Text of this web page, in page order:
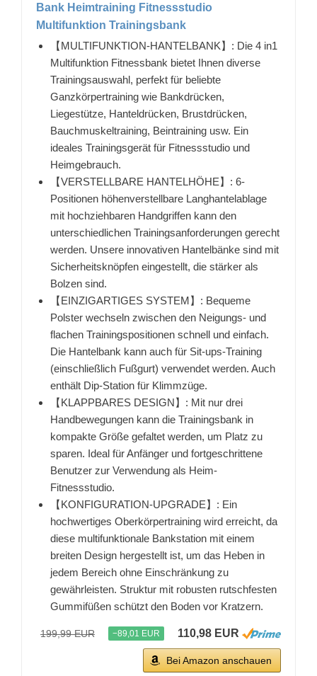
Bank Heimtraining Fitnessstudio
Multifunktion Trainingsbank
【MULTIFUNKTION-HANTELBANK】: Die 4 in1
Multifunktion Fitnessbank bietet Ihnen diverse
Trainingsauswahl, perfekt für beliebte
Ganzkörpertraining wie Bankdrücken,
Liegestütze, Hanteldrücken, Brustdrücken,
Bauchmuskeltraining, Beintraining usw. Ein
ideales Trainingsgerät für Fitnessstudio und
Heimgebrauch.
【VERSTELLBARE HANTELHÖHE】: 6-
Positionen höhenverstellbare Langhantelablage
mit hochziehbaren Handgriffen kann den
unterschiedlichen Trainingsanforderungen gerecht
werden. Unsere innovativen Hantelbänke sind mit
Sicherheitsknöpfen eingestellt, die stärker als
Bolzen sind.
【EINZIGARTIGES SYSTEM】: Bequeme
Polster wechseln zwischen den Neigungs- und
flachen Trainingspositionen schnell und einfach.
Die Hantelbank kann auch für Sit-ups-Training
(einschließlich Fußgurt) verwendet werden. Auch
enthält Dip-Station für Klimmzüge.
【KLAPPBARES DESIGN】: Mit nur drei
Handbewegungen kann die Trainingsbank in
kompakte Größe gefaltet werden, um Platz zu
sparen. Ideal für Anfänger und fortgeschrittene
Benutzer zur Verwendung als Heim-
Fitnessstudio.
【KONFIGURATION-UPGRADE】: Ein
hochwertiges Oberkörpertraining wird erreicht, da
diese multifunktionale Bankstation mit einem
breiten Design hergestellt ist, um das Heben in
jedem Bereich ohne Einschränkung zu
gewährleisten. Struktur mit robusten rutschfesten
Gummifüßen schützt den Boden vor Kratzern.
199,99 EUR −89,01 EUR 110,98 EUR
Bei Amazon anschauen